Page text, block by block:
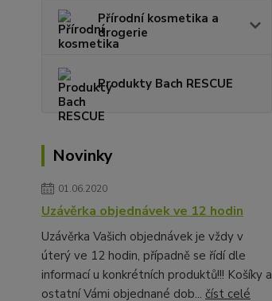
Přírodní kosmetika a
drogerie
Produkty Bach RESCUE
Novinky
01.06.2020
Uzávěrka objednávek ve 12 hodin
Uzávěrka Vašich objednávek je vždy v
úterý ve 12 hodin, případně se řídí dle
informací u konkrétních produktů!!! Košíky a
ostatní Vámi objednané dob... číst celé